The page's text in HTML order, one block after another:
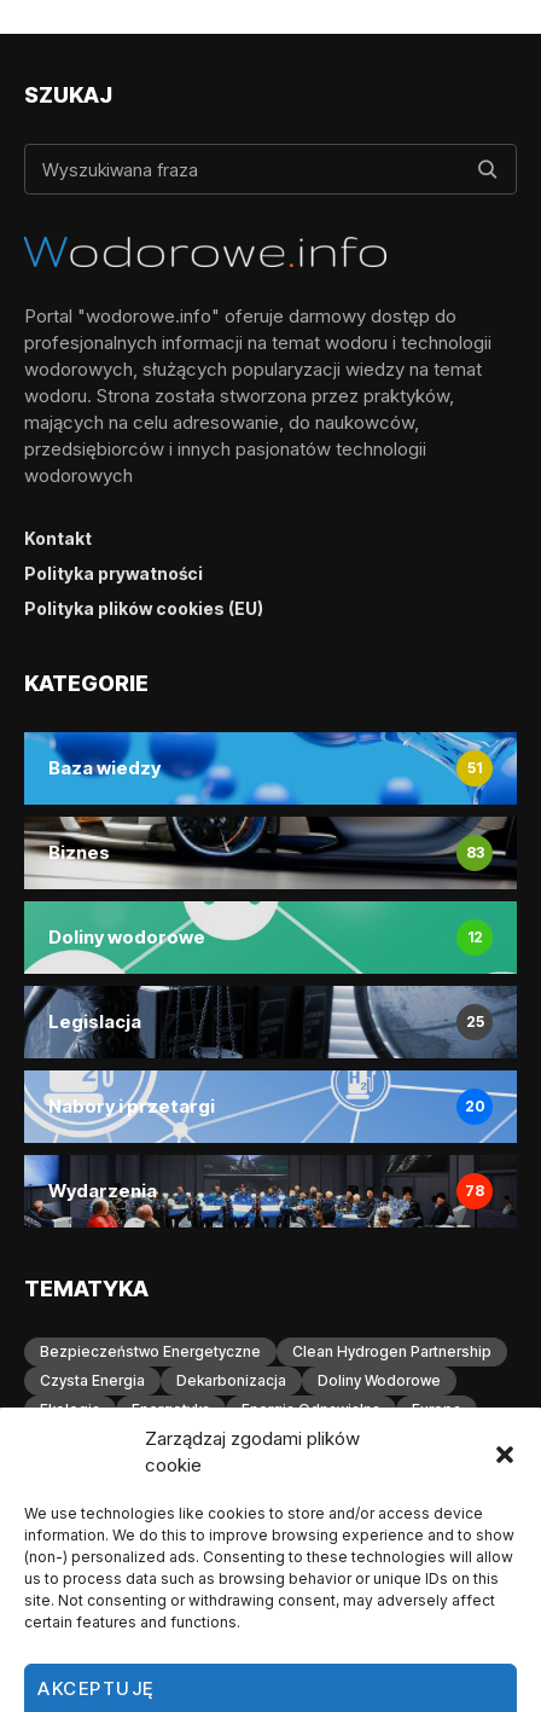
Zarządzaj zgodami plików
cookie
We use technologies like cookies to store and/or access device
information. We do this to improve browsing experience and to show
(non-) personalized ads. Consenting to these technologies will allow
us to process data such as browsing behavior or unique IDs on this
site. Not consenting or withdrawing consent, may adversely affect
certain features and functions.
AKCEPTUJĘ
SZUKAJ
Portal "wodorowe.info" oferuje darmowy dostęp do
profesjonalnych informacji na temat wodoru i technologii
wodorowych, służących popularyzacji wiedzy na temat
wodoru. Strona została stworzona przez praktyków,
mających na celu adresowanie, do naukowców,
przedsiębiorców i innych pasjonatów technologii
wodorowych
Kontakt
Polityka prywatności
Polityka plików cookies (EU)
KATEGORIE
Baza wiedzy 51
Biznes 83
Doliny wodorowe 12
Legislacja 25
Nabory i przetargi 20
Wydarzenia 78
TEMATYKA
Bezpieczeństwo Energetyczne
Clean Hydrogen Partnership
Czysta Energia
Dekarbonizacja
Doliny Wodorowe
Ekologia
Energetyka Energia Odnawialna
Europa
Gospodarka Wodorowa
H2
Hydrogen Europe
Infrastruktura Wodorowa
Magazynowanie Energii
Magazynowanie Wodoru
Małopolska
Neutralność Klimatyczna
Odnawialne Źródła Energii
Ogniwa Paliwowe
Orlen
OZE
Polska Produkcja Wodoru
Przemysł
Transformacja Energetyczna